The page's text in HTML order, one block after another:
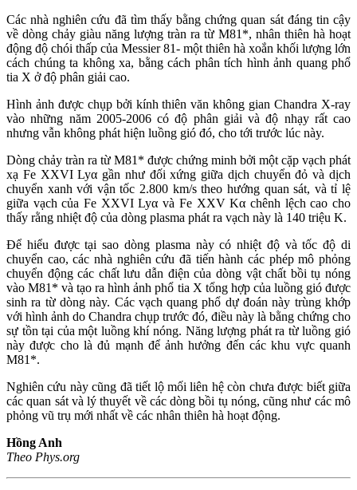
Các nhà nghiên cứu đã tìm thấy bằng chứng quan sát đáng tin cậy
về dòng chảy giàu năng lượng tràn ra từ M81*, nhân thiên hà hoạt
động độ chói thấp của Messier 81- một thiên hà xoắn khối lượng lớn
cách chúng ta không xa, bằng cách phân tích hình ảnh quang phổ
tia X ở độ phân giải cao.
Hình ảnh được chụp bởi kính thiên văn không gian Chandra X-ray
vào những năm 2005-2006 có độ phân giải và độ nhạy rất cao
nhưng vẫn không phát hiện luồng gió đó, cho tới trước lúc này.
Dòng chảy tràn ra từ M81* được chứng minh bởi một cặp vạch phát
xạ Fe XXVI Lyα gần như đối xứng giữa dịch chuyển đỏ và dịch
chuyển xanh với vận tốc 2.800 km/s theo hướng quan sát, và tỉ lệ
giữa vạch của Fe XXVI Lyα và Fe XXV Kα chênh lệch cao cho
thấy rằng nhiệt độ của dòng plasma phát ra vạch này là 140 triệu K.
Để hiểu được tại sao dòng plasma này có nhiệt độ và tốc độ di
chuyển cao, các nhà nghiên cứu đã tiến hành các phép mô phỏng
chuyển động các chất lưu dẫn điện của dòng vật chất bồi tụ nóng
vào M81* và tạo ra hình ảnh phổ tia X tổng hợp của luồng gió được
sinh ra từ dòng này. Các vạch quang phổ dự đoán này trùng khớp
với hình ảnh do Chandra chụp trước đó, điều này là bằng chứng cho
sự tồn tại của một luồng khí nóng. Năng lượng phát ra từ luồng gió
này được cho là đủ mạnh để ảnh hưởng đến các khu vực quanh
M81*.
Nghiên cứu này cũng đã tiết lộ mối liên hệ còn chưa được biết giữa
các quan sát và lý thuyết về các dòng bồi tụ nóng, cũng như các mô
phỏng vũ trụ mới nhất về các nhân thiên hà hoạt động.
Hồng Anh
Theo Phys.org